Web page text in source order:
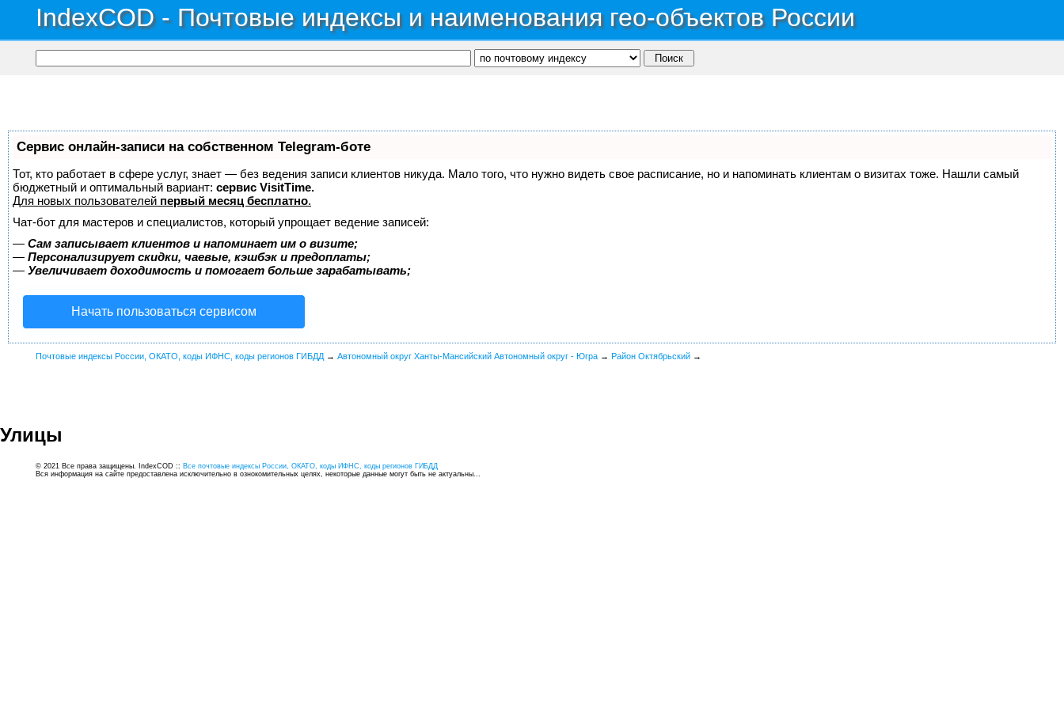
IndexCOD - Почтовые индексы и наименования гео-объектов России
Сервис онлайн-записи на собственном Telegram-боте
Тот, кто работает в сфере услуг, знает — без ведения записи клиентов никуда. Мало того, что нужно видеть свое расписание, но и напоминать клиентам о визитах тоже. Нашли самый
бюджетный и оптимальный вариант: сервис VisitTime.
Для новых пользователей первый месяц бесплатно.
Чат-бот для мастеров и специалистов, который упрощает ведение записей:
— Сам записывает клиентов и напоминает им о визите;
— Персонализирует скидки, чаевые, кэшбэк и предоплаты;
— Увеличивает доходимость и помогает больше зарабатывать;
Начать пользоваться сервисом
Почтовые индексы России, ОКАТО, коды ИФНС, коды регионов ГИБДД → Автономный округ Ханты-Мансийский Автономный округ - Югра → Район Октябрьский →
Улицы
© 2021 Все права защищены. IndexCOD :: Все почтовые индексы России, ОКАТО, коды ИФНС, коды регионов ГИБДД
Вся информация на сайте предоставлена исключительно в ознокомительных целях, некоторые данные могут быть не актуальны...